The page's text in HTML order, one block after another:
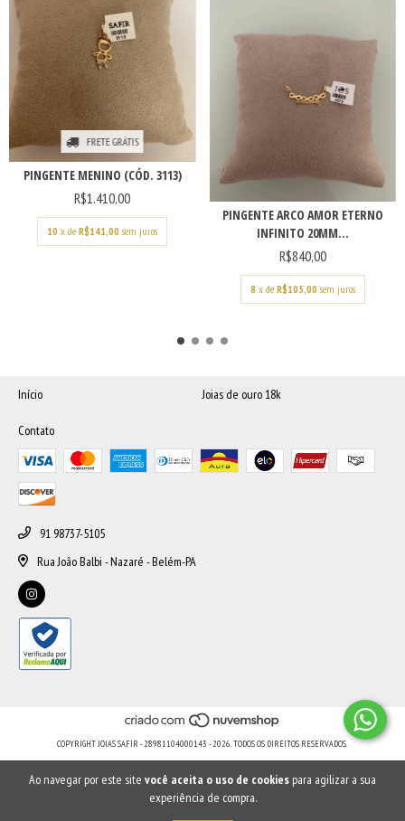
Ao navegar por este site você aceita o uso de cookies para agilizar a sua
experiência de compra.
FRETE GRÁTIS
PINGENTE MENINO (CÓD. 3113)
R$1.410,00
10 x deR$141,00 sem juros
PINGENTE ARCO AMOR ETERNO
INFINITO 20MM...
R$840,00
8 x de R$105,00 sem juros
Início Joias de ouro 18k
Contato
91 98737-5105
Rua João Balbi - Nazaré - Belém-PA
COPYRIGHT JOIAS SAFIR - 28981104000143 - 2026. TODOS OS DIREITOS RESERVADOS.